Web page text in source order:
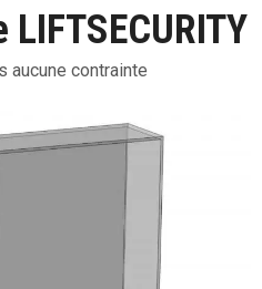
aucune contrainte